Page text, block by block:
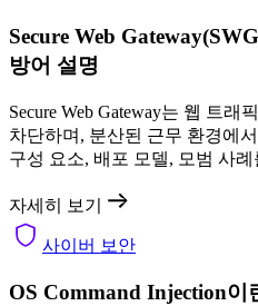
Secure Web
방어 설명
Secure Web Gateway는 웹 트
차단하며, 분산된 근무 환경에
구성 요소, 배포 모델, 모범 사
자세히 보기
사이버 보안
OS Command Injection이